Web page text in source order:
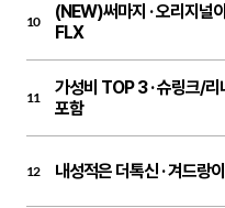
10 (NEW)써마지 ·오리지널
FLX
11 가성비 TOP 3 ·슈링크/
포함
12 내성적은 더톡신 ·겨드랑